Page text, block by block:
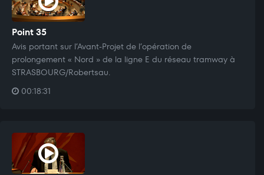
Point 35
Avis portant sur l’Avant-Projet de l’opération de
prolongement « Nord » de la ligne E du réseau tramway à
STRASBOURG/Robertsau.
00:18:31